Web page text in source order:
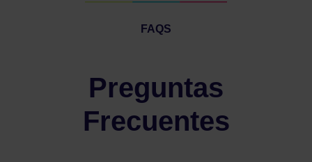
FAQS
Preguntas
Frecuentes